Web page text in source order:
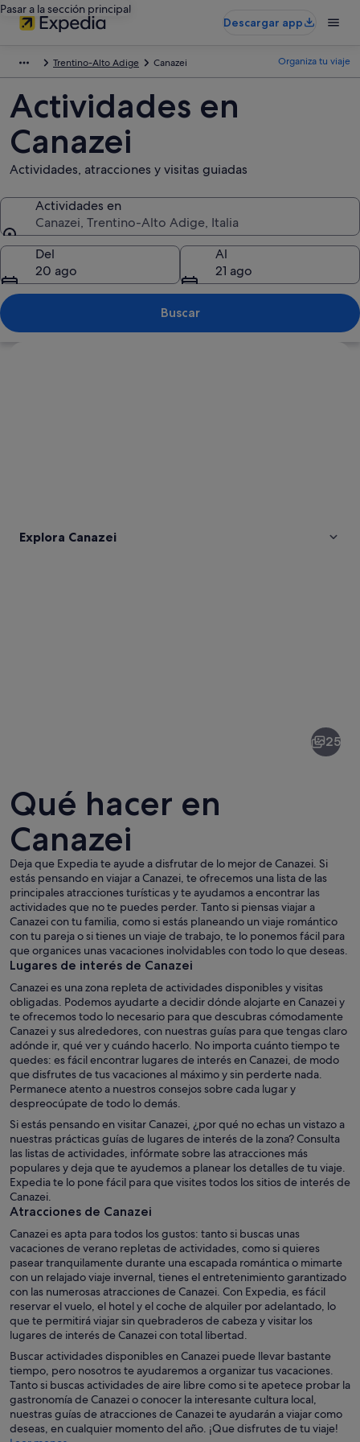
Pasar a la sección principal
Descargar app
Trentino-Alto Adige Canazei Organiza tu viaje
Actividades en
Canazei
Actividades, atracciones y visitas guiadas
Actividades en
Canazei, Trentino-Alto Adige, Italia
Actividades en
Del
20 ago
Al
21 ago
Buscar
Explora Canazei
Un lago rodeado de bosque denso y
25
Qué hacer en
Canazei
Deja que Expedia te ayude a disfrutar de lo mejor de Canazei. Si
estás pensando en viajar a Canazei, te ofrecemos una lista de las
principales atracciones turísticas y te ayudamos a encontrar las
actividades que no te puedes perder. Tanto si piensas viajar a
Canazei con tu familia, como si estás planeando un viaje romántico
con tu pareja o si tienes un viaje de trabajo, te lo ponemos fácil para
que organices unas vacaciones inolvidables con todo lo que deseas.
Lugares de interés de Canazei
Canazei es una zona repleta de actividades disponibles y visitas
obligadas. Podemos ayudarte a decidir dónde alojarte en Canazei y
te ofrecemos todo lo necesario para que descubras cómodamente
Canazei y sus alrededores, con nuestras guías para que tengas claro
adónde ir, qué ver y cuándo hacerlo. No importa cuánto tiempo te
quedes: es fácil encontrar lugares de interés en Canazei, de modo
que disfrutes de tus vacaciones al máximo y sin perderte nada.
Permanece atento a nuestros consejos sobre cada lugar y
despreocúpate de todo lo demás.
Si estás pensando en visitar Canazei, ¿por qué no echas un vistazo a
nuestras prácticas guías de lugares de interés de la zona? Consulta
las listas de actividades, infórmate sobre las atracciones más
populares y deja que te ayudemos a planear los detalles de tu viaje.
Expedia te lo pone fácil para que visites todos los sitios de interés de
Canazei.
Atracciones de Canazei
Canazei es apta para todos los gustos: tanto si buscas unas
vacaciones de verano repletas de actividades, como si quieres
pasear tranquilamente durante una escapada romántica o mimarte
con un relajado viaje invernal, tienes el entretenimiento garantizado
con las numerosas atracciones de Canazei. Con Expedia, es fácil
reservar el vuelo, el hotel y el coche de alquiler por adelantado, lo
que te permitirá viajar sin quebraderos de cabeza y visitar los
lugares de interés de Canazei con total libertad.
Buscar actividades disponibles en Canazei puede llevar bastante
tiempo, pero nosotros te ayudaremos a organizar tus vacaciones.
Tanto si buscas actividades de aire libre como si te apetece probar la
gastronomía de Canazei o conocer la interesante cultura local,
nuestras guías de atracciones de Canazei te ayudarán a viajar como
deseas, en cualquier momento del año. ¡Que disfrutes de tu viaje!